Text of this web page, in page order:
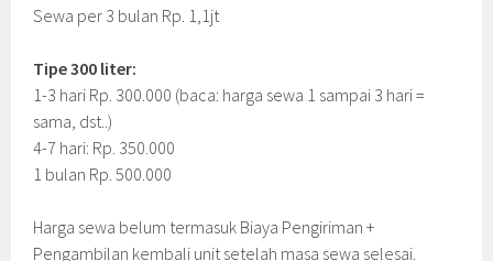
Sewa per 3 bulan Rp. 1,1jt
Tipe 300 liter:
1-3 hari Rp. 300.000 (baca: harga sewa 1 sampai 3 hari =
sama, dst..)
4-7 hari: Rp. 350.000
1 bulan Rp. 500.000
Harga sewa belum termasuk Biaya Pengiriman +
Pengambilan kembali unit setelah masa sewa selesai.